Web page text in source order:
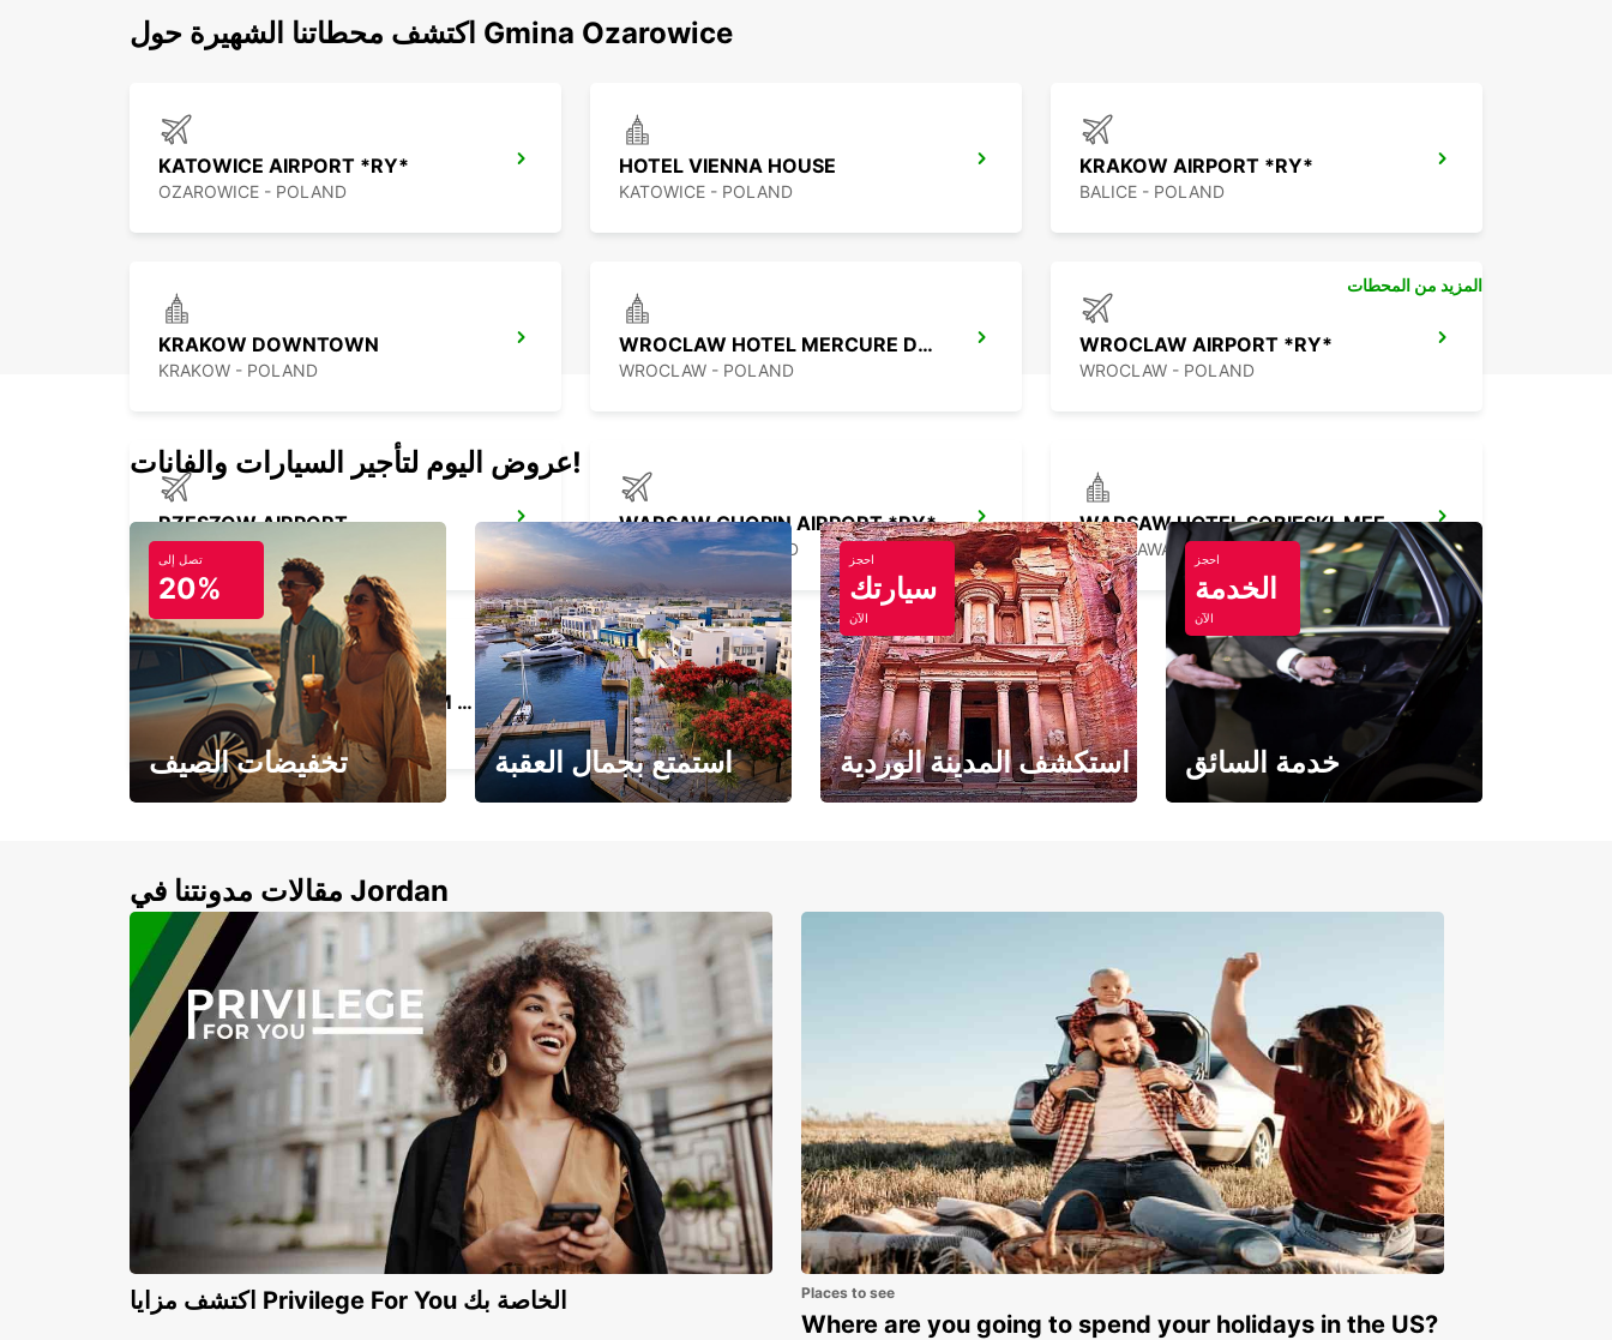
اكتشف محطاتنا الشهيرة حول Gmina Ozarowice
KATOWICE AIRPORT *RY*
OZAROWICE - POLAND
HOTEL VIENNA HOUSE
KATOWICE - POLAND
KRAKOW AIRPORT *RY*
BALICE - POLAND
KRAKOW DOWNTOWN
KRAKOW - POLAND
WROCLAW HOTEL MERCURE DOWNTOWN MP
WROCLAW - POLAND
WROCLAW AIRPORT *RY*
WROCLAW - POLAND
RZESZOW AIRPORT
JASIONKA - POLAND
WARSAW CHOPIN AIRPORT *RY*
WARSZAWA - POLAND
WARSAW HOTEL SOBIESKI-MEETING POINT
WARSZAWA - POLAND
WARSAW NOVOTEL CENTRUM MEETINGPOINT
WARSAW - POLAND
المزيد من المحطات
عروض اليوم لتأجير السيارات والفانات!
تصل إلى
20%
تخفيضات الصيف استمتع بجمال العقبة
احجز
سيارتك
الآن
استكشف المدينة الوردية
احجز
الخدمة
الآن
خدمة السائق
مقالات مدونتنا في Jordan
اكتشف مزايا Privilege For You الخاصة بك Places to see
Where are you going to spend your holidays in the US?